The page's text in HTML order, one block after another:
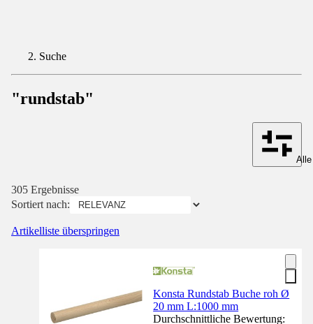
Suche
"rundstab"
305 Ergebnisse
Sortiert nach:
Artikelliste überspringen
Konsta Rundstab Buche roh Ø
20 mm L:1000 mm
Durchschnittliche Bewertung: